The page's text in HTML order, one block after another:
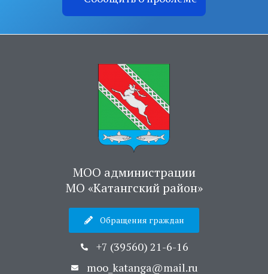
МОО администрации
МО «Катангский район»
Обращения граждан
+7 (39560) 21-6-16
moo_katanga@mail.ru